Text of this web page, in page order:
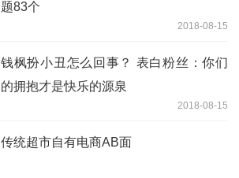
题83个
2018-08-15
钱枫扮小丑怎么回事？ 表白粉丝：你们
的拥抱才是快乐的源泉
2018-08-15
传统超市自有电商AB面